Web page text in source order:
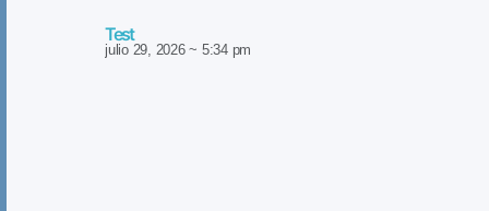
Test
julio 29, 2026 5:34 pm